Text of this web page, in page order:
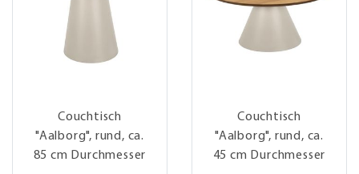
Couchtisch
"Aalborg", rund, ca.
85 cm Durchmesser
Couchtisch
"Aalborg", rund, ca.
45 cm Durchmesser